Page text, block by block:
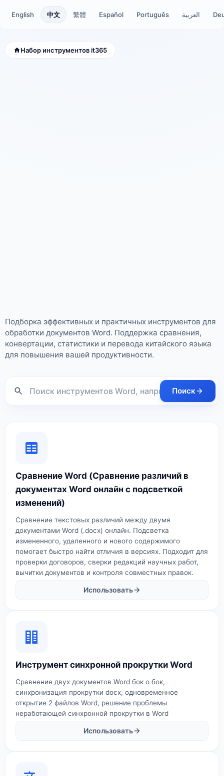
English 中文 繁體 Español Português العربية
Набор инструментов it365
Подборка эффективных и практичных инструментов для
обработки документов Word. Поддержка сравнения,
конвертации, статистики и перевода китайского языка
для повышения вашей продуктивности.
Поиск
Сравнение Word (Сравнение различий в
документах Word онлайн с подсветкой
изменений)
Сравнение текстовых различий между двумя
документами Word (.docx) онлайн. Подсветка
измененного, удаленного и нового содержимого
помогает быстро найти отличия в версиях. Подходит для
проверки договоров, сверки редакций научных работ,
вычитки документов и контроля совместных правок.
Использовать
Инструмент синхронной прокрутки Word
Сравнение двух документов Word бок о бок,
синхронизация прокрутки docx, одновременное
открытие 2 файлов Word, решение проблемы
неработающей синхронной прокрутки в Word
Использовать